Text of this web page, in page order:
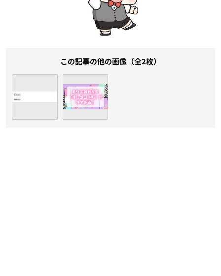
この記事の他の画像（全2枚）